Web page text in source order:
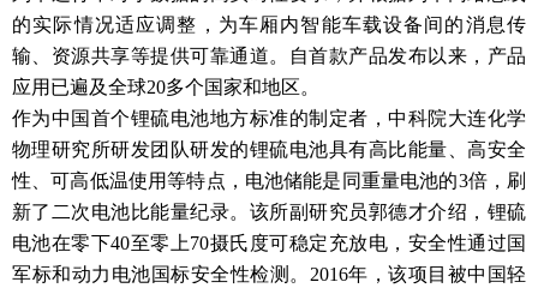
的实际情况适应调整，为车厢内智能车载设备间的消息传
输、资源共享等提供可靠通道。自首款产品发布以来，产品
应用已遍及全球20多个国家和地区。
作为中国首个锂硫电池地方标准的制定者，中科院大连化学
物理研究所研发团队研发的锂硫电池具有高比能量、高安全
性、可高低温使用等特点，电池储能是同重量电池的3倍，刷
新了二次电池比能量纪录。该所副研究员郭德才介绍，锂硫
电池在零下40至零上70摄氏度可稳定充放电，安全性通过国
军标和动力电池国标安全性检测。2016年，该项目被中国轻